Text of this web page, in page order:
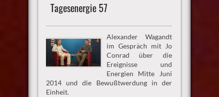
Tagesenergie 57
Alexander Wagandt
im Gespräch mit Jo
Conrad über die
Ereignisse und
Energien Mitte Juni
2014 und die Bewußtwerdung in der
Einheit.